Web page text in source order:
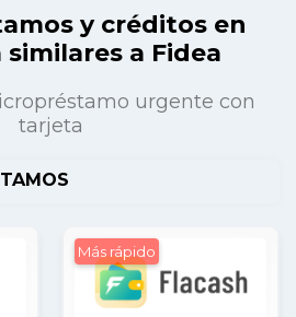
y créditos en
a Fidea
urgente con
tarjeta
Más rápido